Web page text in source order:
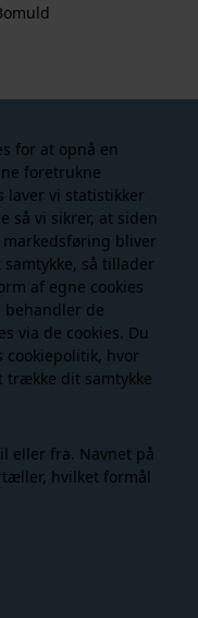
for at opnå en
foretrukne
laver vi statistikker
så vi sikrer, at siden
bliver
så tillader
af egne cookies
de
via de cookies. Du
cookiepolitik, hvor
dit samtykke
eller fra. Navnet på
hvilket formål
i
- 35%